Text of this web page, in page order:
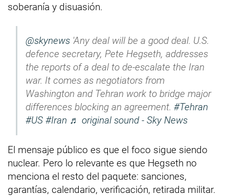
soberanía y disuasión.
@skynews 'Any deal will be a good deal. U.S.
defence secretary, Pete Hegseth, addresses
the reports of a deal to de-escalate the Iran
war. It comes as negotiators ‌from
Washington and Tehran work to bridge major
differences blocking an agreement. #Tehran
#US #Iran ♬ original sound - Sky News
El mensaje público es que el foco sigue siendo
nuclear. Pero lo relevante es que Hegseth no
menciona el resto del paquete: sanciones,
garantías, calendario, verificación, retirada militar.